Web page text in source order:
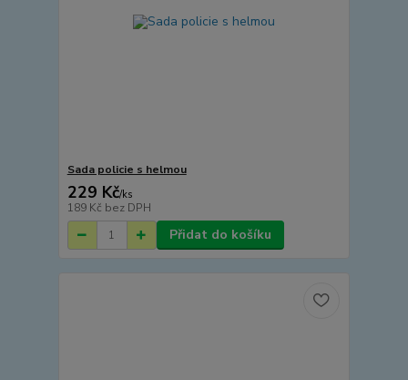
Sada policie s helmou
229 Kč/ks
189 Kč bez DPH
Přidat do košíku